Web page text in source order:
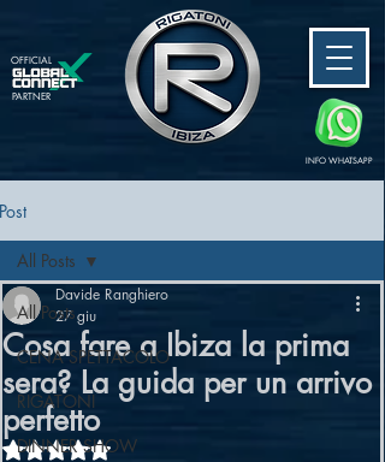
PARTNER
OFFICIAL
INFO WHATSAPP
Post
All Posts
CENA SPETTACOLO
RIGATONI
DINNER SHOW
All Posts
Cosa fare a Ibiza la prima
sera? La guida per un arrivo
perfetto
Davide Ranghiero
27 giu
Valutazione NaN stelle su 5.